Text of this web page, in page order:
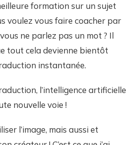
formation sur un sujet
voulez vous faire coacher par
ne parlez pas un mot ? Il
tout cela devienne bientôt
instantanée.
l’intelligence artificielle
nouvelle voie !
l’image, mais aussi et